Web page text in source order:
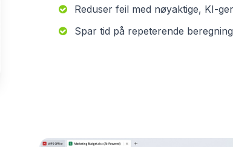
Reduser feil med nøyaktige, KI-
Spar tid på repeterende